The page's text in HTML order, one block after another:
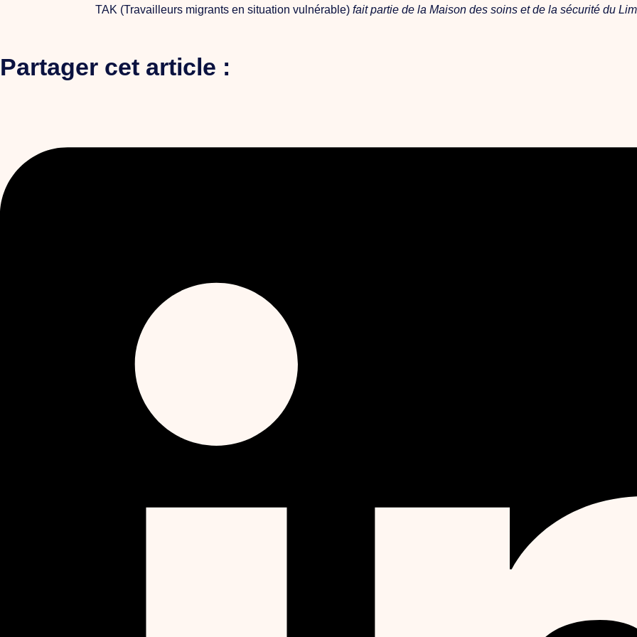
TAK (Travailleurs migrants en situation vulnérable)fait partie de la Maison des soins et de la sécurité du
Partager cet article :